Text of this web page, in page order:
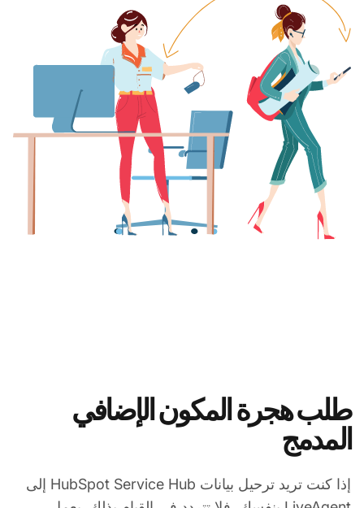
طلب هجرة المكون الإضافي
المدمج
إذا كنت تريد ترحيل بيانات HubSpot Service Hub إلى